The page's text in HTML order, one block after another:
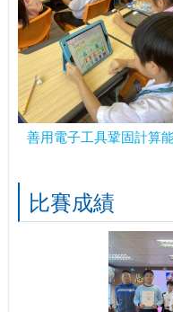
善用電子工具鞏固計算
比賽成績